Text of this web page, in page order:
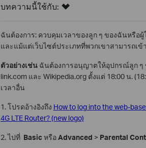
บทความนี้ใช้กับ:
ฉันต้องการ: ควบคุมเวลาของลูก ๆ ของฉันหรือ
และแม้แต่เว็บไซต์ประเภทที่พวกเขาสามารถเข้
ตัวอย่างเช่น ฉันต้องการอนุญาตให้อุปกรณ์ลูก ๆ
link.com และ Wikipedia.org ตั้งแต่ 18:00 น.
เวลาอื่น
1. โปรดอ้างอิงถึง How to log into the web-
4G LTE Router? (new logo)
2. ไปที่ Basicหรือ Advanced > Parental